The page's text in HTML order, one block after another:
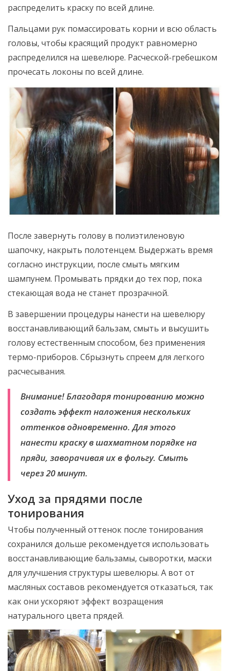
распределить краску по всей длине.
Пальцами рук помассировать корни и всю область
головы, чтобы красящий продукт равномерно
распределился на шевелюре. Расческой-гребешком
прочесать локоны по всей длине.
После завернуть голову в полиэтиленовую
шапочку, накрыть полотенцем. Выдержать время
согласно инструкции, после смыть мягким
шампунем. Промывать прядки до тех пор, пока
стекающая вода не станет прозрачной.
В завершении процедуры нанести на шевелюру
восстанавливающий бальзам, смыть и высушить
голову естественным способом, без применения
термо-приборов. Сбрызнуть спреем для легкого
расчесывания.
Внимание! Благодаря тонированию можно
создать эффект наложения нескольких
оттенков одновременно. Для этого
нанести краску в шахматном порядке на
пряди, заворачивая их в фольгу. Смыть
через 20 минут.
Уход за прядями после
тонирования
Чтобы полученный оттенок после тонирования
сохранился дольше рекомендуется использовать
восстанавливающие бальзамы, сыворотки, маски
для улучшения структуры шевелюры. А вот от
масляных составов рекомендуется отказаться, так
как они ускоряют эффект возращения
натурального цвета прядей.